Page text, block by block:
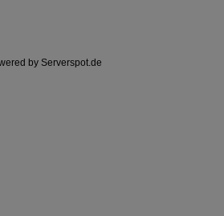
by Serverspot.de